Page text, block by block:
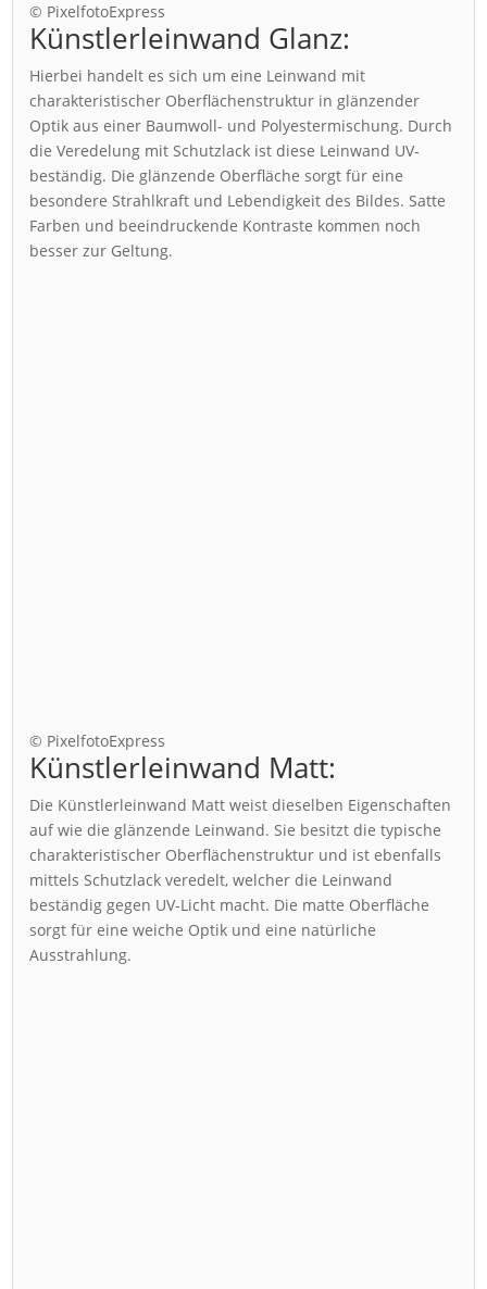
© PixelfotoExpress
Künstlerleinwand Glanz:
Hierbei handelt es sich um eine Leinwand mit
charakteristischer Oberflächenstruktur in glänzender
Optik aus einer Baumwoll- und Polyestermischung. Durch
die Veredelung mit Schutzlack ist diese Leinwand UV-
beständig. Die glänzende Oberfläche sorgt für eine
besondere Strahlkraft und Lebendigkeit des Bildes. Satte
Farben und beeindruckende Kontraste kommen noch
besser zur Geltung.
© PixelfotoExpress
Künstlerleinwand Matt:
Die Künstlerleinwand Matt weist dieselben Eigenschaften
auf wie die glänzende Leinwand. Sie besitzt die typische
charakteristischer Oberflächenstruktur und ist ebenfalls
mittels Schutzlack veredelt, welcher die Leinwand
beständig gegen UV-Licht macht. Die matte Oberfläche
sorgt für eine weiche Optik und eine natürliche
Ausstrahlung.